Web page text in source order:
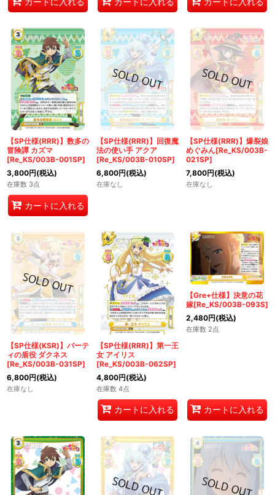
【SP仕様(RRR)】数多の
冒険譚 カズマ
[Re_KS/003B-001SP]
3,800円(税込)
在庫数 3点
カートに入れる
【SP仕様(RRR)】回復魔
法の使い手 アクア
[Re_KS/003B-010SP]
6,800円(税込)
在庫なし
【SP仕様(RRR)】爆裂娘
めぐみん[Re_KS/003B-
021SP]
7,800円(税込)
在庫なし
【SP仕様(KSR)】パーテ
ィの盾役 ダクネス
[Re_KS/003B-031SP]
6,800円(税込)
在庫なし
【SP仕様(RRR)】第一王
女 アイリス
[Re_KS/003B-062SP]
4,800円(税込)
在庫数 4点
カートに入れる
【Gre+仕様】決意の花
嫁[Re_KS/003B-093S]
2,480円(税込)
在庫数 2点
カートに入れる